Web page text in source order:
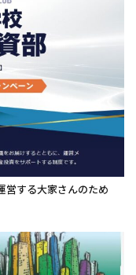
営する大家さんのため